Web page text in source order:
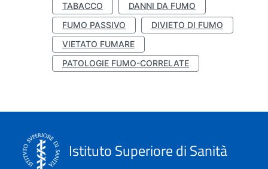
TABACCO
DANNI DA FUMO
FUMO PASSIVO
DIVIETO DI FUMO
VIETATO FUMARE
PATOLOGIE FUMO-CORRELATE
Istituto Superiore di Sanità